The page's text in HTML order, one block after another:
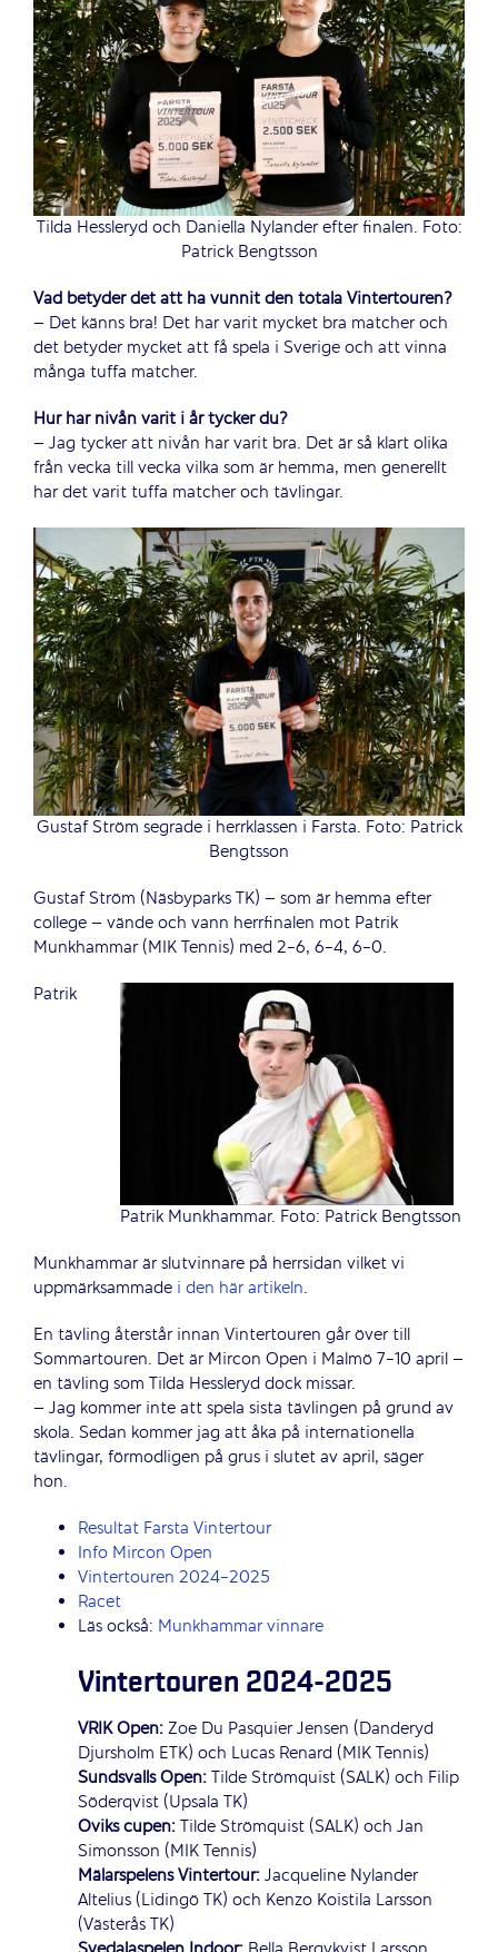
Tilda Hessleryd och Daniella Nylander efter finalen. Foto:
Patrick Bengtsson
Vad betyder det att ha vunnit den totala Vintertouren?
– Det känns bra! Det har varit mycket bra matcher och
det betyder mycket att få spela i Sverige och att vinna
många tuffa matcher.
Hur har nivån varit i år tycker du?
– Jag tycker att nivån har varit bra. Det är så klart olika
från vecka till vecka vilka som är hemma, men generellt
har det varit tuffa matcher och tävlingar.
Gustaf Ström segrade i herrklassen i Farsta. Foto: Patrick
Bengtsson
Gustaf Ström (Näsbyparks TK) – som är hemma efter
college – vände och vann herrfinalen mot Patrik
Munkhammar (MIK Tennis) med 2-6, 6-4, 6-0.
Patrik Munkhammar. Foto: Patrick Bengtsson
Patrik
Munkhammar är slutvinnare på herrsidan vilket vi
uppmärksammade i den här artikeln.
En tävling återstår innan Vintertouren går över till
Sommartouren. Det är Mircon Open i Malmö 7-10 april –
en tävling som Tilda Hessleryd dock missar.
– Jag kommer inte att spela sista tävlingen på grund av
skola. Sedan kommer jag att åka på internationella
tävlingar, förmodligen på grus i slutet av april, säger
hon.
Resultat Farsta Vintertour
Info Mircon Open
Vintertouren 2024-2025
Racet
Läs också: Munkhammar vinnare
Vintertouren 2024-2025
VRIK Open:Zoe Du Pasquier Jensen (Danderyd
Djursholm ETK) och Lucas Renard (MIK Tennis)
Sundsvalls Open:Tilde Strömquist (SALK) och Filip
Söderqvist (Upsala TK)
Öviks cupen:Tilde Strömquist (SALK) och Jan
Simonsson (MIK Tennis)
Mälarspelens Vintertour:Jacqueline Nylander
Altelius (Lidingö TK) och Kenzo Koistila Larsson
(Västerås TK)